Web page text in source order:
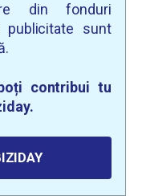
din fonduri
publicitate sunt
contribui tu